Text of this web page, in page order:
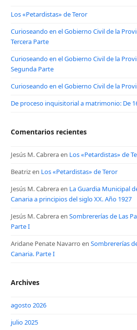
Los «Petardistas» de Teror
Curioseando en el Gobierno Civil de la
Tercera Parte
Curioseando en el Gobierno Civil de la
Segunda Parte
Curioseando en el Gobierno Civil de la
De proceso inquisitorial a matrimonio: De
Comentarios recientes
Jesús M. Cabreraen Los «Petardistas» de
Beatrizen Los «Petardistas» de Teror
Jesús M. Cabreraen La Guardia Municipal
Canaria a principios del siglo XX. Año 1927
Jesús M. CabreraenSombrererías de Las
Parte I
Aridane Penate Navarro enSombrererías
Canaria. Parte I
Archives
agosto 2026
julio 2025